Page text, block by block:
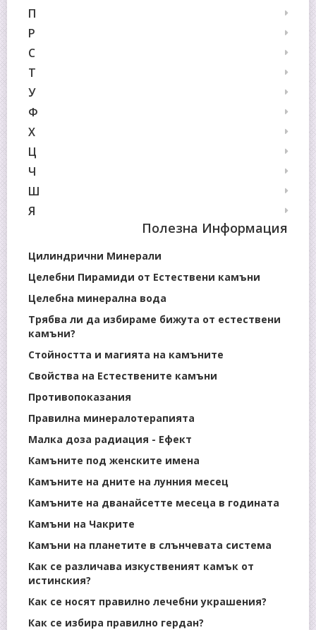
П
Р
С
Т
У
Ф
Х
Ц
Ч
Ш
Я
Полезна Информация
Цилиндрични Минерали
Целебни Пирамиди от Естествени камъни
Целебна минерална вода
Трябва ли да избираме бижута от естествени
камъни?
Стойността и магията на камъните
Свойства на Естествените камъни
Противопоказания
Правилна минералотерапията
Малка доза радиация - Ефект
Камъните под женските имена
Камъните на дните на лунния месец
Камъните на дванайсетте месеца в годината
Камъни на Чакрите
Камъни на планетите в слънчевата система
Как се различава изкуственият камък от
истинския?
Как се носят правилно лечебни украшения?
Как се избира правилно гердан?